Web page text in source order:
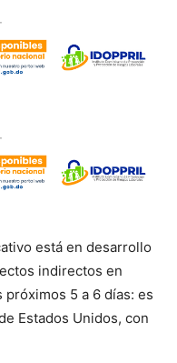
está en desarrollo
indirectos en
5 a 6 días: es
Estados Unidos, con